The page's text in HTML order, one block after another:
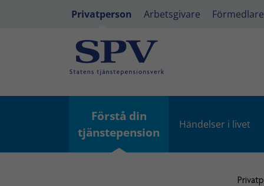
Privatperson Arbetsgivare Förmedlare
Förstå din
tjänstepension
Händelser i livet